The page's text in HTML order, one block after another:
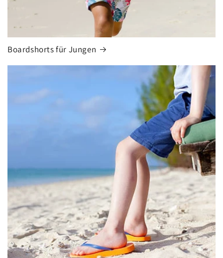
Boardshorts für Jungen